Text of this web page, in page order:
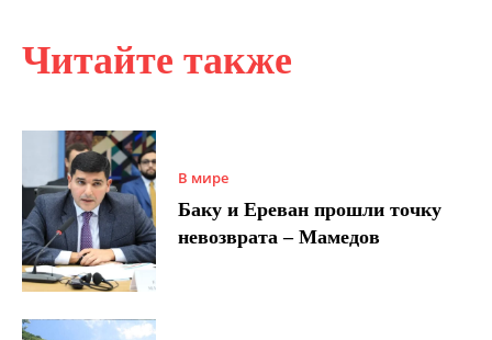
Читайте также
В мире
Баку и Ереван прошли точку
невозврата – Мамедов